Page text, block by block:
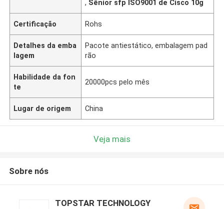
, Sênior sfp ISO9001 de Cisco 10g
Certificação Rohs
Detalhes da emba
lagem
Pacote antiestático, embalagem pad
rão
Habilidade da fon
te
20000pcs pelo mês
Lugar de origem China
Veja mais
Sobre nós
TOPSTAR TECHNOLOGY